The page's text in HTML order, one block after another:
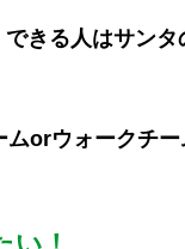
きる人はサンタ
orウォークチー